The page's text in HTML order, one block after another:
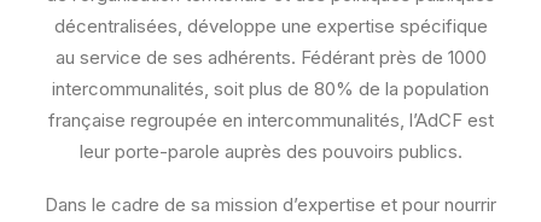
décentralisées, développe une expertise spécifique
au service de ses adhérents. Fédérant près de 1000
intercommunalités, soit plus de 80% de la population
française regroupée en intercommunalités, l’AdCF est
leur porte-parole auprès des pouvoirs publics.
Dans le cadre de sa mission d’expertise et pour nourrir